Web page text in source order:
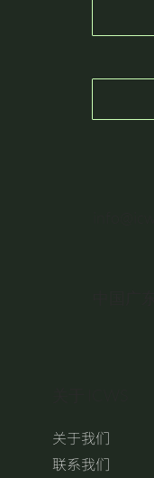
关于我们
联系我们